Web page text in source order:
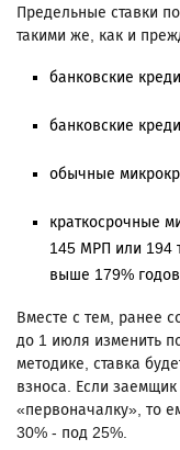
Предельные ставки
такими же, как и
банковские
банковские
обычные
краткосрочные
145 МРП или 194
выше 179%
Вместе с тем, ранее
до 1 июля изменить
методике, ставка
взноса. Если
«первоначалку», то
30% - под 25%.